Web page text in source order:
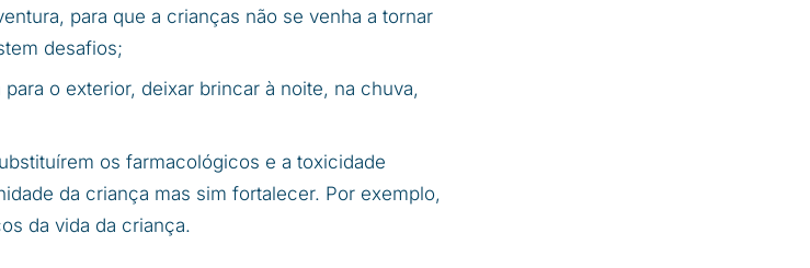
para que a crianças não se venha a tornar
desafios;
o exterior, deixar brincar à noite, na chuva,
os farmacológicos e a toxicidade
da criança mas sim fortalecer. Por exemplo,
da vida da criança.